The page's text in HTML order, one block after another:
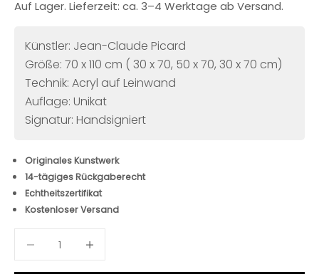
Auf Lager. Lieferzeit: ca. 3–4 Werktage ab Versand.
Künstler: Jean-Claude Picard
Größe: 70 x 110 cm ( 30 x 70, 50 x 70, 30 x 70 cm)
Technik: Acryl auf Leinwand
Auflage: Unikat
Signatur: Handsigniert
Originales Kunstwerk
14-tägiges Rückgaberecht
Echtheitszertifikat
Kostenloser Versand